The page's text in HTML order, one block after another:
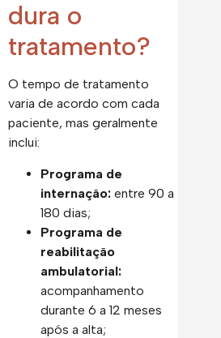
dura o
tratamento?
O tempo de tratamento
varia de acordo com cada
paciente, mas geralmente
inclui:
Programa de
internação: entre 90 a
180 dias;
Programa de
reabilitação
ambulatorial:
acompanhamento
durante 6 a 12 meses
após a alta;